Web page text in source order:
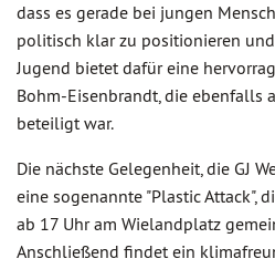
dass es gerade bei jungen
politisch klar zu positionieren
Jugend bietet dafür eine
Bohm-Eisenbrandt, die ebenfalls
beteiligt war.
Die nächste Gelegenheit, die GJ
eine sogenannte "Plastic Attack",
ab 17 Uhr am Wielandplatz
Anschließend findet ein